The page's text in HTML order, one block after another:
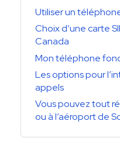
Utiliser un
Choix d’une carte
Canada
Mon téléphone
Les options pour
appels
Vous pouvez tout
ou à l’aéroport de